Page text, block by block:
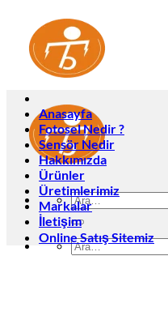
Ara:
Ara:
Anasayfa
Fotosel Nedir ?
Sensör Nedir
Hakkımızda
Ürünler
Üretimlerimiz
Markalar
İletişim
Online Satış Sitemiz